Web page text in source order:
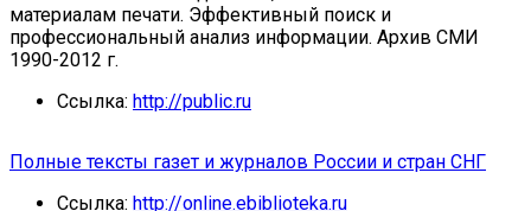
материалам печати. Эффективный поиск и
профессиональный анализ информации. Архив СМИ
1990-2012 г.
Ссылка: http://public.ru
Полные тексты газет и журналов России и стран СНГ
Ссылка: http://online.ebiblioteka.ru